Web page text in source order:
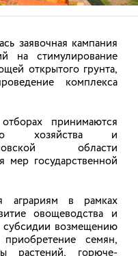
фест» будет
летию Иванова,
В рамках
на 25
заявочная кампания
на стимулирование
открытого грунта,
комплекса
принимаются
хозяйства и
области
мер государственной
аграриям в рамках
овощеводства и
субсидии возмещению
семян,